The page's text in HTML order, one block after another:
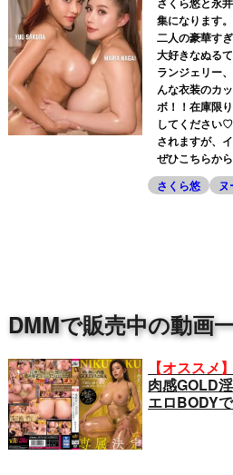
集になります
二人の豪華す
大好きなぬる
ランジェリー
んな衣装のカ
ボ！！在庫限
してください
されますが、
ぜひこちらか
さくら悠
ヌ
DMMで販売中の動画
【オススメ
肉感GOLD
エロBODY